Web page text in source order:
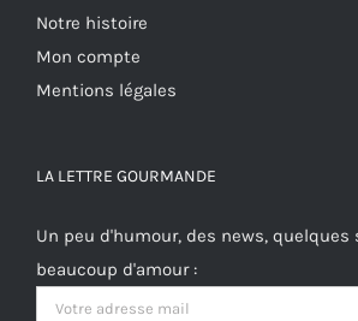
Notre histoire
Mon compte
Mentions légales
LA LETTRE GOURMANDE
Un peu d'humour, des news, quelques
beaucoup d'amour :